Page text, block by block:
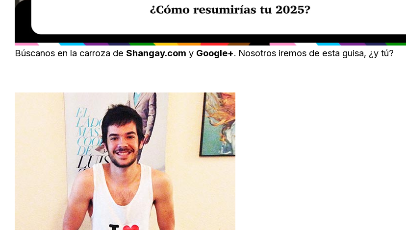
29.51%
Búscanos en la carroza de Shangay.com y Google+. Nosotros iremos de esta guisa, ¿y tú?